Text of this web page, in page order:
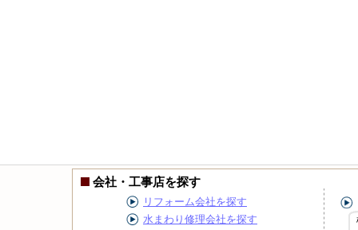
会社・工事店を探す
リフォーム会社を探す
水まわり修理会社を探す